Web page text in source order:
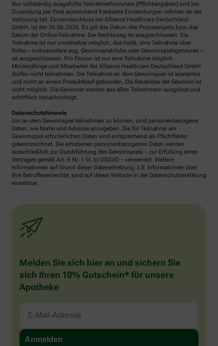
Nur vollständig ausgefüllte Teilnahmeformulare (Pflichtangaben) und bei
Zusendung per Post ausreichend frankierte Einsendungen nehmen an der
Verlosung teil. Einsendeschluss bei Alliance Healthcare Deutschland
GmbH, ist der 26.06.2026. Es gilt das Datum des Poststempels bzw. das
Datum der Online-Teilnahme. Der Rechtsweg ist ausgeschlossen. Die
Teilnahme ist nur unmittelbar möglich; das heißt, eine Teilnahme über
Dritte – insbesondere sog. Gewinnspielclubs oder Gewinnspielagenturen –
ist ausgeschlossen. Pro Person ist nur eine Teilnahme möglich.
Minderjährige und Mitarbeiter der Alliance Healthcare Deutschland GmbH
dürfen nicht teilnehmen. Die Teilnahme an dem Gewinnspiel ist kostenlos
und nicht an einem Produktkauf gebunden. Die Barablöse der Gewinne ist
nicht möglich. Die Gewinner werden aus allen Teilnehmern ausgelost und
schriftlich benachrichtigt.
Datenschutzhinweis
Um an dem Gewinnspiel teilnehmen zu können, sind personenbezogene
Daten, wie Name und Adresse anzugeben. Die für Teilnahme am
Gewinnspiel erforderlichen Daten sind entsprechend als Pflichtfelder
gekennzeichnet. Die erhobenen personenbezogenen Daten werden
ausschließlich zur Durchführung des Gewinnspiels – zur Erfüllung eines
Vertrages gemäß Art. 6 Nr. 1 lit. b) DSGVO – verwendet. Weitere
Informationen auf Grund dieser Datenerhebung, z.B. Informationen über
Ihre Betroffenenrechte, sind auf dieser Website in der Datenschutzerklärung
einsehbar.
Melden Sie sich hier an und sichern Sie
sich Ihren 10% Gutschein* für unsere
Apotheke